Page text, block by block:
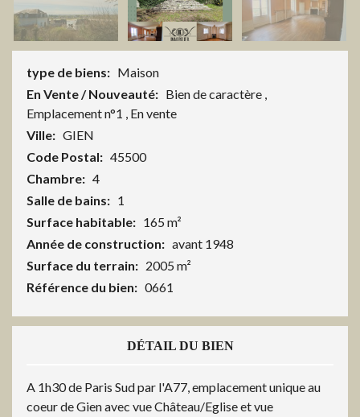
type de biens: Maison
En Vente / Nouveauté: Bien de caractère ,
Emplacement n°1 , En vente
Ville: GIEN
Code Postal: 45500
Chambre: 4
Salle de bains: 1
Surface habitable: 165 m²
Année de construction: avant 1948
Surface du terrain: 2005 m²
Référence du bien: 0661
DÉTAIL DU BIEN
A 1h30 de Paris Sud par l'A77, emplacement unique au
coeur de Gien avec vue Château/Eglise et vue